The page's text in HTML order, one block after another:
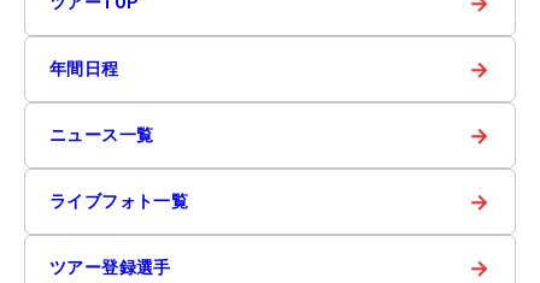
年間日程 →
ニュース一覧 →
ライブフォト一覧 →
ツアー登録選手 →